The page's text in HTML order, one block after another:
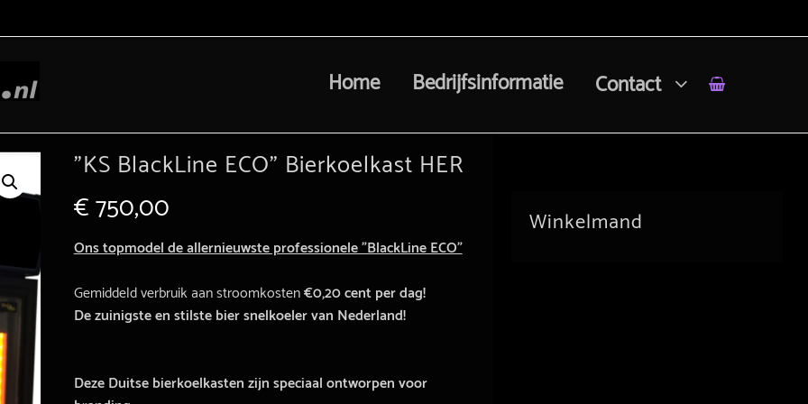
Home Bedrijfsinformatie Contact
”KS BlackLine ECO” Bierkoelkast HER
€750,00
Ons topmodel de allernieuwste professionele ”BlackLine ECO”
Gemiddeld verbruik aan stroomkosten€0,20 cent per dag!
De zuinigste en stilste bier snelkoeler van Nederland!
Deze Duitse bierkoelkasten zijn speciaal ontworpen voor
Winkelmand